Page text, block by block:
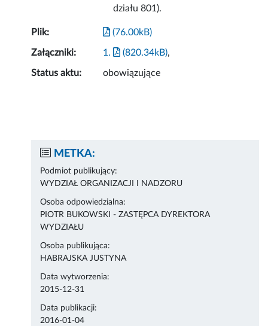
działu 801).
Plik: (76.00kB)
Załączniki: 1. (820.34kB),
Status aktu: obowiązujące
METKA:
Podmiot publikujący:
WYDZIAŁ ORGANIZACJI I NADZORU
Osoba odpowiedzialna:
PIOTR BUKOWSKI - ZASTĘPCA DYREKTORA
WYDZIAŁU
Osoba publikująca:
HABRAJSKA JUSTYNA
Data wytworzenia:
2015-12-31
Data publikacji:
2016-01-04